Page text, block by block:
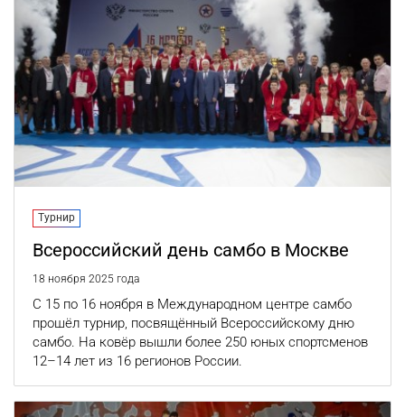
Турнир
Всероссийский день самбо в Москве
18 ноября 2025 года
С 15 по 16 ноября в Международном центре самбо
прошёл турнир, посвящённый Всероссийскому дню
самбо. На ковёр вышли более 250 юных спортсменов
12–14 лет из 16 регионов России.